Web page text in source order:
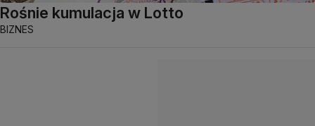
Rośnie kumulacja w Lotto
BIZNES